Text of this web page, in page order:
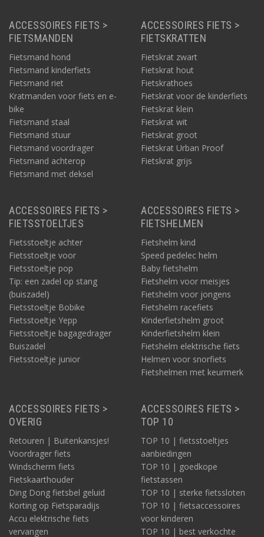
ACCESSOIRES FIETS >
FIETSMANDEN
Fietsmand hond
Fietsmand kinderfiets
Fietsmand riet
Kratmanden voor fiets en e-
bike
Fietsmand staal
Fietsmand stuur
Fietsmand voordrager
Fietsmand achterop
Fietsmand met deksel
ACCESSOIRES FIETS >
FIETSKRATTEN
Fietskrat zwart
Fietskrat hout
Fietskrathoes
Fietskrat voor de kinderfiets
Fietskrat klein
Fietskrat wit
Fietskrat groot
Fietskrat Urban Proof
Fietskrat grijs
ACCESSOIRES FIETS >
FIETSSTOELTJES
Fietsstoeltje achter
Fietsstoeltje voor
Fietsstoeltje pop
Tip: een zadel op stang
(buiszadel)
Fietsstoeltje Bobike
Fietsstoeltje Yepp
Fietsstoeltje bagagedrager
Buiszadel
Fietsstoeltje junior
ACCESSOIRES FIETS >
FIETSHELMEN
Fietshelm kind
Speed pedelec helm
Baby fietshelm
Fietshelm voor meisjes
Fietshelm voor jongens
Fietshelm racefiets
Kinderfietshelm groot
Kinderfietshelm klein
Fietshelm elektrische fiets
Helmen voor snorfiets
Fietshelmen met keurmerk
ACCESSOIRES FIETS >
OVERIG
Retouren | Buitenkansjes!
Voordrager fiets
Windscherm fiets
Fietskaarthouder
Ding Dong fietsbel geluid
Korting op Fietsparadijs
Accu elektrische fiets
vervangen
ACCESSOIRES FIETS >
TOP 10
TOP 10 | fietsstoeltjes
aanbiedingen
TOP 10 | goedkope
fietstassen
TOP 10 | sterke fietssloten
TOP 10 | fietsaccessoires
voor kinderen
TOP 10 | best verkochte